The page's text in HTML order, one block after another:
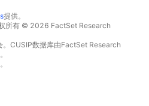
提供。
所有 © 2026 FactSet Research
CUSIP数据库由FactSet Research